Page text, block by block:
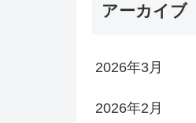
アーカイブ
2026年3月
2026年2月